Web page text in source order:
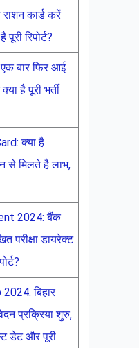
कार्ड करें
रिपोर्ट?
बार फिर आई
है पूरी भर्ती
क्या है
से मिलते है लाभ,
2024: बैंक
परीक्षा डायरेक्ट
बिहार
प्रक्रिया शुरु,
डेट और पूरी